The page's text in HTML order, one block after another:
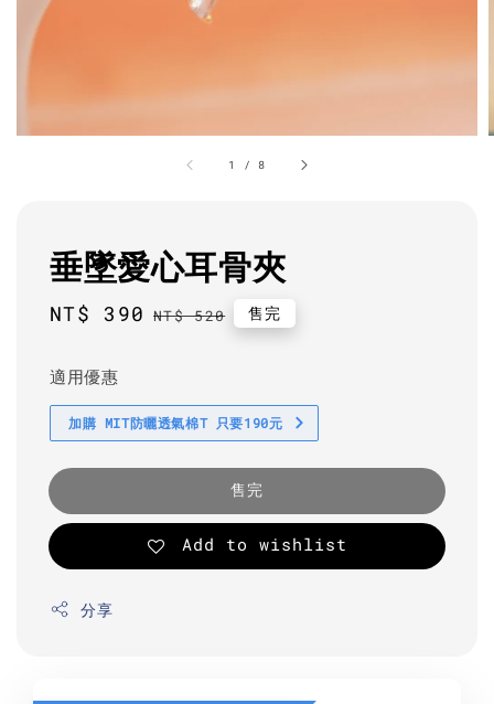
1 / 8
垂墜愛心耳骨夾
Sale
NT$ 390 Regular
NT$ 520 售完
適用優惠
加購 MIT防曬透氣棉T 只要190元
售完
Add to wishlist
分享